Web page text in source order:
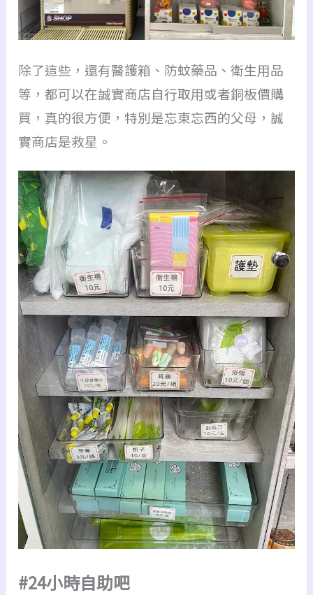
除了這些，還有醫護箱、防蚊藥品、衛生用品
等，都可以在誠實商店自行取用或者銅板價購
買，真的很方便，特別是忘東忘西的父母，誠
實商店是救星。
#24小時自助吧